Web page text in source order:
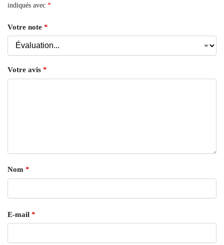
indiqués avec *
Votre note *
Votre avis *
Nom *
E-mail *